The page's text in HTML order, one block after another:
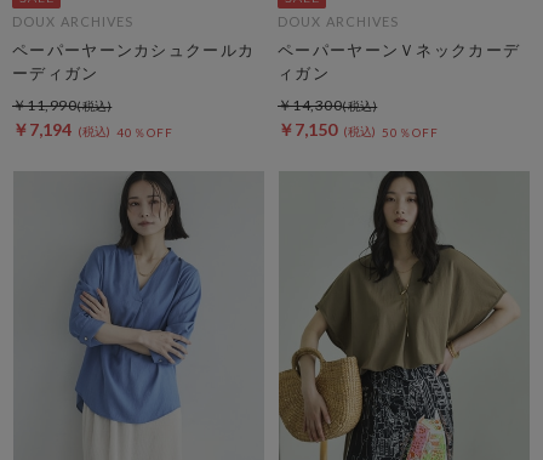
DOUX ARCHIVES
ペーパーヤーンカシュクールカ
ーディガン
￥7,194 40％OFF
￥11,990
DOUX ARCHIVES
ペーパーヤーンＶネックカーデ
ィガン
￥7,150 50％OFF
￥14,300